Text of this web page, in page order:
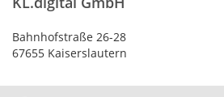
Bahnhofstraße 26-28
67655 Kaiserslautern